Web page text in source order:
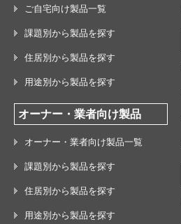
ご自宅向け製品一覧
課題別から製品を探す
住居別から製品を探す
用途別から製品を探す
オーナー・業者向け製品
オーナー・業者向け製品一覧
課題別から製品を探す
住居別から製品を探す
用途別から製品を探す